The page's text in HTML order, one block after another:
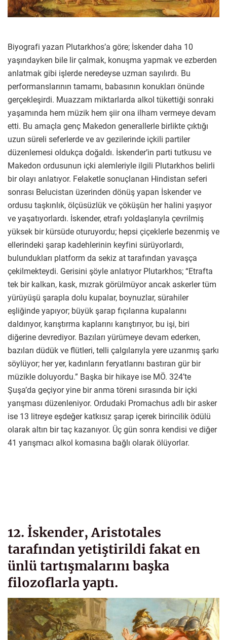
Biyografi yazarı Plutarkhos’a göre; İskender daha 10
yaşındayken bile lir çalmak, konuşma yapmak ve ezberden
anlatmak gibi işlerde neredeyse uzman sayılırdı. Bu
performanslarının tamamı, babasının konukları önünde
gerçekleşirdi. Muazzam miktarlarda alkol tükettiği sonraki
yaşamında hem müzik hem şiir ona ilham vermeye devam
etti. Bu amaçla genç Makedon generallerle birlikte çıktığı
uzun süreli seferlerde ve av gezilerinde içkili partiler
düzenlemesi oldukça doğaldı. İskender’in parti tutkusu ve
Makedon ordusunun içki alemleriyle ilgili Plutarkhos belirli
bir olayı anlatıyor. Felaketle sonuçlanan Hindistan seferi
sonrası Belucistan üzerinden dönüş yapan İskender ve
ordusu taşkınlık, ölçüsüzlük ve çöküşün her halini yaşıyor
ve yaşatıyorlardı. İskender, etrafı yoldaşlarıyla çevrilmiş
yüksek bir kürsüde oturuyordu; hepsi çiçeklerle bezenmiş ve
ellerindeki şarap kadehlerinin keyfini sürüyorlardı,
bulundukları platform da sekiz at tarafından yavaşça
çekilmekteydi. Gerisini şöyle anlatıyor Plutarkhos; “Etrafta
tek bir kalkan, kask, mızrak görülmüyor ancak askerler tüm
yürüyüşü şarapla dolu kupalar, boynuzlar, sürahiler
eşliğinde yapıyor; büyük şarap fıçılarına kupalarını
daldırıyor, karıştırma kaplarını karıştırıyor, bu işi, biri
diğerine devrediyor. Bazıları yürümeye devam ederken,
bazıları düdük ve flütleri, telli çalgılarıyla yere uzanmış şarkı
söylüyor; her yer, kadınların feryatlarını bastıran gür bir
müzikle doluyordu.” Başka bir hikaye ise MÖ. 324’te
Şuşa’da geçiyor yine bir anma töreni sırasında bir içki
yarışması düzenleniyor. Ordudaki Promachus adlı bir asker
ise 13 litreye eşdeğer katkısız şarap içerek birincilik ödülü
olarak altın bir taç kazanıyor. Üç gün sonra kendisi ve diğer
41 yarışmacı alkol komasına bağlı olarak ölüyorlar.
12. İskender, Aristotales
tarafından yetiştirildi fakat en
ünlü tartışmalarını başka
filozoflarla yaptı.